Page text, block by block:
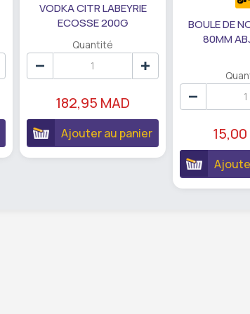
VODKA CITR LABEYRIE
ECOSSE 200G
Quantité
182,95 MAD
Ajouter au panier
BOULE DE
80MM